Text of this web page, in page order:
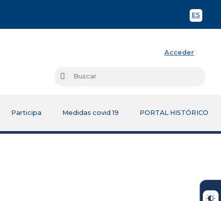
ES
Acceder
Buscar
Participa Medidas covid 19 PORTAL HISTÓRICO